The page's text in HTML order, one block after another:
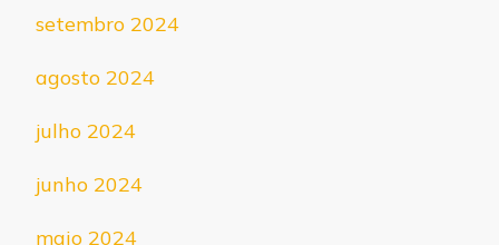
setembro 2024
agosto 2024
julho 2024
junho 2024
maio 2024